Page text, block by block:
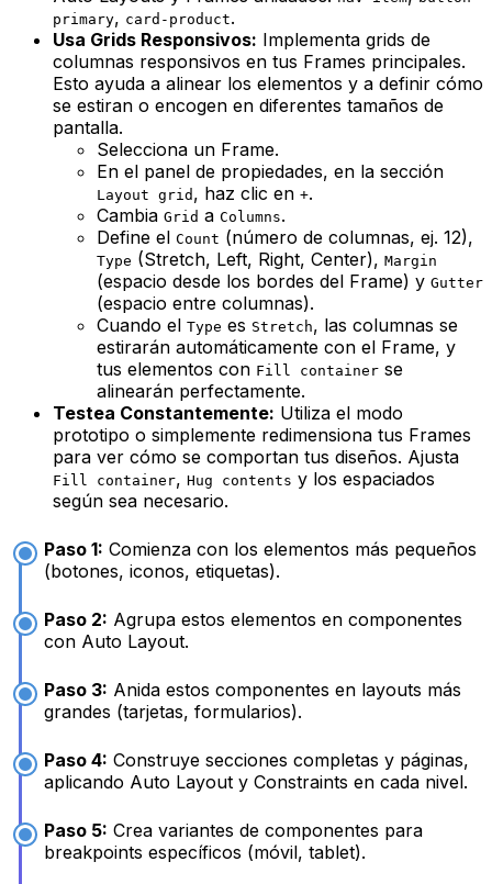
primary, card-product.
Usa Grids Responsivos: Implementa grids de
columnas responsivos en tus Frames principales.
Esto ayuda a alinear los elementos y a definir cómo
se estiran o encogen en diferentes tamaños de
pantalla.
Selecciona un Frame.
En el panel de propiedades, en la sección
Layout grid , haz clic en +.
Cambia Grid a Columns.
Define el Count (número de columnas, ej. 12),
Type (Stretch, Left, Right, Center), Margin
(espacio desde los bordes del Frame) y Gutter
(espacio entre columnas).
Cuando el Type es Stretch, las columnas se
estirarán automáticamente con el Frame, y
tus elementos con Fill container se
alinearán perfectamente.
Testea Constantemente: Utiliza el modo
prototipo o simplemente redimensiona tus Frames
para ver cómo se comportan tus diseños. Ajusta
Fill container, Hug contents y los espaciados
según sea necesario.
Paso 1: Comienza con los elementos más pequeños
(botones, iconos, etiquetas).
Paso 2: Agrupa estos elementos en componentes
con Auto Layout.
Paso 3: Anida estos componentes en layouts más
grandes (tarjetas, formularios).
Paso 4: Construye secciones completas y páginas,
aplicando Auto Layout y Constraints en cada nivel.
Paso 5: Crea variantes de componentes para
breakpoints específicos (móvil, tablet).